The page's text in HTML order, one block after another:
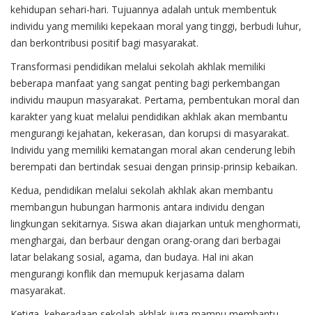
kehidupan sehari-hari. Tujuannya adalah untuk membentuk
individu yang memiliki kepekaan moral yang tinggi, berbudi luhur,
dan berkontribusi positif bagi masyarakat.
Transformasi pendidikan melalui sekolah akhlak memiliki
beberapa manfaat yang sangat penting bagi perkembangan
individu maupun masyarakat. Pertama, pembentukan moral dan
karakter yang kuat melalui pendidikan akhlak akan membantu
mengurangi kejahatan, kekerasan, dan korupsi di masyarakat.
Individu yang memiliki kematangan moral akan cenderung lebih
berempati dan bertindak sesuai dengan prinsip-prinsip kebaikan.
Kedua, pendidikan melalui sekolah akhlak akan membantu
membangun hubungan harmonis antara individu dengan
lingkungan sekitarnya. Siswa akan diajarkan untuk menghormati,
menghargai, dan berbaur dengan orang-orang dari berbagai
latar belakang sosial, agama, dan budaya. Hal ini akan
mengurangi konflik dan memupuk kerjasama dalam
masyarakat.